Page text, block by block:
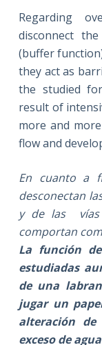
Regarding
disconnect
(buffer
they act as
the studied
result of
more and
flow and
En cuanto a
desconectan
y de las vías
comportan
La función
estudiadas
de una
jugar un
alteración
exceso de agua